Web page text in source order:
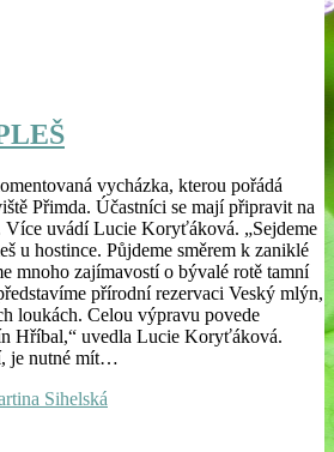
vycházka, kterou pořádá
Přimda. Účastníci se mají připravit na
Více uvádí Lucie Koryťáková. „Sejdeme
u hostince. Půjdeme směrem k zaniklé
mnoho zajímavostí o bývalé rotě tamní
přírodní rezervaci Veský mlýn,
loukách. Celou výpravu povede
Hříbal,“ uvedla Lucie Koryťáková.
je nutné mít…
Sihelská